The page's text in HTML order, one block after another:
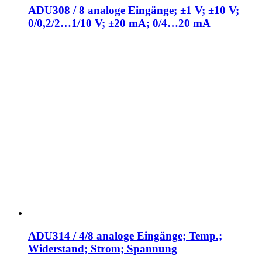
ADU308 / 8 analoge Eingänge; ±1 V; ±10 V;
0/0,2/2…1/10 V; ±20 mA; 0/4…20 mA
ADU314 / 4/8 analoge Eingänge; Temp.;
Widerstand; Strom; Spannung